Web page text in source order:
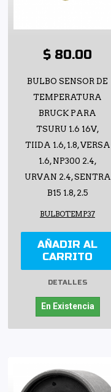
$ 80.00
BULBO SENSOR DE
TEMPERATURA
BRUCK PARA
TSURU 1.6 16V,
TIIDA 1.6, 1.8, VERSA
1.6, NP300 2.4,
URVAN 2.4, SENTRA
B15 1.8, 2.5
BULBOTEMP37
AÑADIR AL
CARRITO
DETALLES
En Existencia